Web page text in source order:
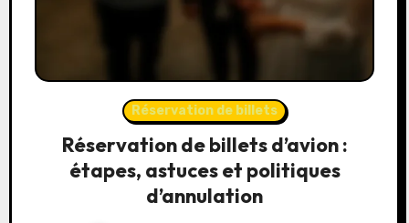
Réservation de billets
Réservation de billets d’avion :
étapes, astuces et politiques
d’annulation